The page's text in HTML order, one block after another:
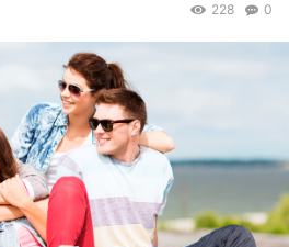
0
228